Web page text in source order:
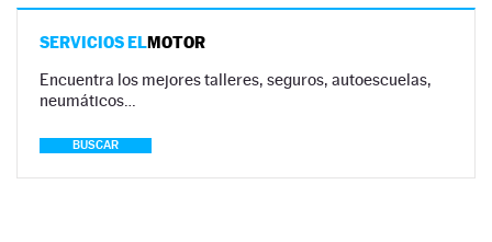
SERVICIOS ELMOTOR
Encuentra los mejores talleres, seguros, autoescuelas,
neumáticos…
BUSCAR